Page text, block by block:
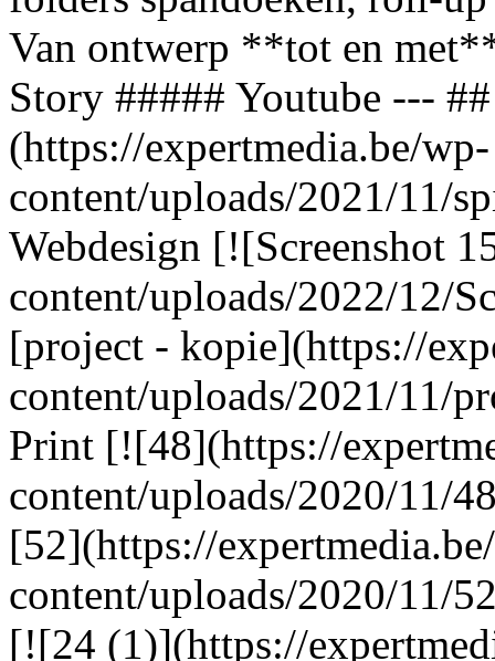
Van ontwerp **tot en
Story ##### Youtube ---
(https://expertmedia.be/wp-
content/uploads/2021/11/
Webdesign [![Screenshot
content/uploads/2022/12/
[project - kopie](https://
content/uploads/2021/11/
Print [![48](https://
content/uploads/2020/11/
[52](https://
content/uploads/2020/11/
[![24 (1)](https://